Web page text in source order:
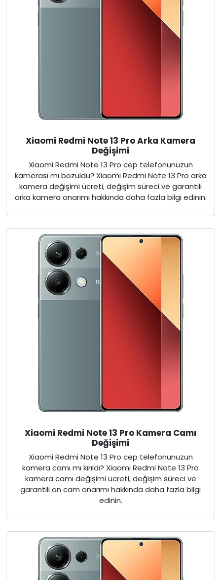
Xiaomi Redmi Note 13 Pro Arka Kamera
Değişimi
Xiaomi Redmi Note 13 Pro cep telefonunuzun
kamerası mı bozuldu? Xiaomi Redmi Note 13 Pro arka
kamera değişimi ücreti, değişim süreci ve garantili
arka kamera onarımı hakkında daha fazla bilgi edinin.
Xiaomi Redmi Note 13 Pro Kamera Camı
Değişimi
Xiaomi Redmi Note 13 Pro cep telefonunuzun
kamera camı mı kırıldı? Xiaomi Redmi Note 13 Pro
kamera camı değişimi ücreti, değişim süreci ve
garantili ön cam onarımı hakkında daha fazla bilgi
edinin.